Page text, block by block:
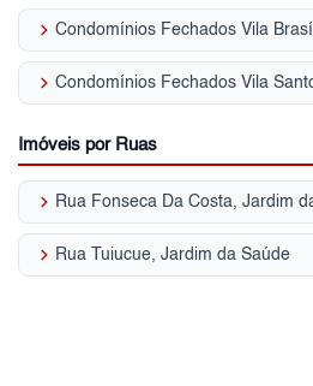
keyboard_arrow_right Condomínios Fechados Vila
keyboard_arrow_right Condomínios Fechados Vila
Imóveis por Ruas
keyboard_arrow_right Rua Fonseca Da Costa, Jardim
keyboard_arrow_right Rua Tuiucue, Jardim da Saúde